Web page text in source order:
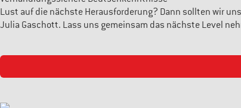
Lust auf die nächste Herausforderung? Dann sollten wir
Julia Gaschott. Lass uns gemeinsam das nächste Level